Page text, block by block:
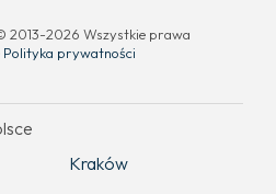
2013-2026 Wszystkie prawa
Polityka prywatności
Kraków